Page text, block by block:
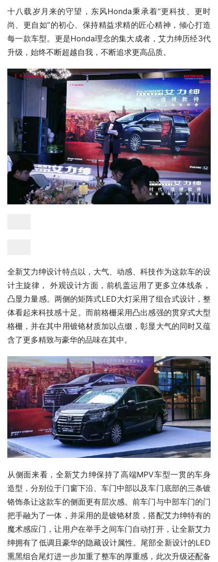
十八载岁月来的守望，东风Honda秉承着“更科技、更时
尚、更自如”的初心、保持精益求精的匠心精神，倾心打造
每一款车型。更是Honda理念的集大成者，艾力绅历经3代
升级，始终不断超越自我，不断追求更高品质。
全新艾力绅设计特点以，大气、动感、科技作为这款车的设
计主旋律， 外观设计方面，前机盖运用了更多立体线条，
凸显力量感。两侧的矩阵式LED大灯采用了组合式设计，整
体看起来科技感十足。而前格栅采用凸出感强的贯穿式大型
格栅，并在其中用镀铬材质加以点缀，彰显大气的同时又蕴
含了更多精致与豪华的品味在其中。
从侧面来看，全新艾力绅保持了高端MPV车型一贯的车身
造型，分别位于门窗下沿、车门中部以及车门底部的三条镀
铬饰条让这款车的侧面更有层次感。前车门与中部车门的门
把手融为了一体，并采用的是镀铬材质，搭配艾力绅特有的
魔术感应门，让用户在举手之间车门自动打开，让全新艾力
绅拥有了低调且豪华的隐藏设计属性。尾部全新设计的LED
熏黑组合尾灯进一步加重了整车的厚重感，此次升级还配备